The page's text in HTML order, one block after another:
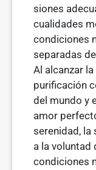
siones
cualidades
condiciones
separadas
Al alcanzar
purificación
del mundo y
amor
serenidad, la
a la voluntad
condiciones